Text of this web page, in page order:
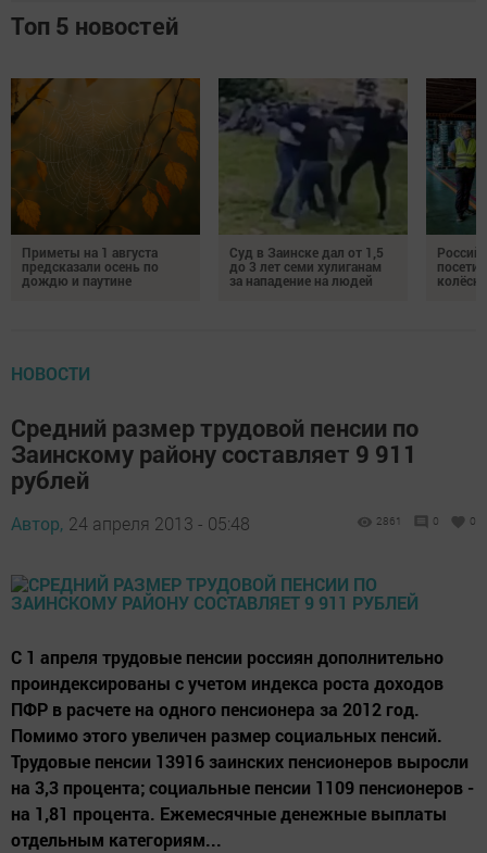
Топ 5 новостей
Приметы на 1 августа
предсказали осень по
дождю и паутине
Суд в Заинске дал от 1,5
до 3 лет семи хулиганам
за нападение на людей
НОВОСТИ
Средний размер трудовой пенсии по
Заинскому району составляет 9 911
рублей
Автор, 24 апреля 2013 - 05:48 2861 0 0
С 1 апреля трудовые пенсии россиян дополнительно
проиндексированы с учетом индекса роста доходов
ПФР в расчете на одного пенсионера за 2012 год.
Помимо этого увеличен размер социальных пенсий.
Трудовые пенсии 13916 заинских пенсионеров выросли
на 3,3 процента; социальные пенсии 1109 пенсионеров -
на 1,81 процента. Ежемесячные денежные выплаты
отдельным категориям...